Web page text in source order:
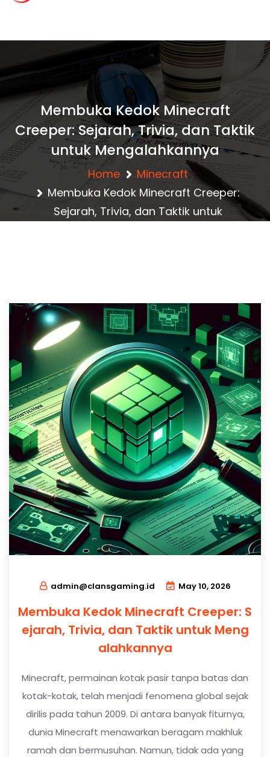
c
lansgaming.id – R
ahasia Clash of Cla
ns Terbaru
Membuka Kedok Minecraft
Creeper: Sejarah, Trivia, dan Taktik
untuk Mengalahkannya
Home
Minecraft
Membuka Kedok Minecraft Creeper:
Sejarah, Trivia, dan Taktik untuk
admin@clansgaming.id May 10, 2026
Membuka Kedok Minecraft Creeper: S
ejarah, Trivia, dan Taktik untuk Meng
alahkannya
Minecraft, permainan kotak pasir tanpa batas dan
kotak-kotak, telah menjadi fenomena global sejak
dirilis pada tahun 2009. Di antara banyak fiturnya,
dunia Minecraft menawarkan beragam makhluk
ramah dan bermusuhan. Namun, tidak ada yang